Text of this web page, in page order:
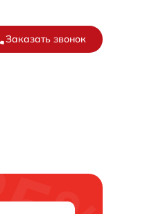
Заказать звонок